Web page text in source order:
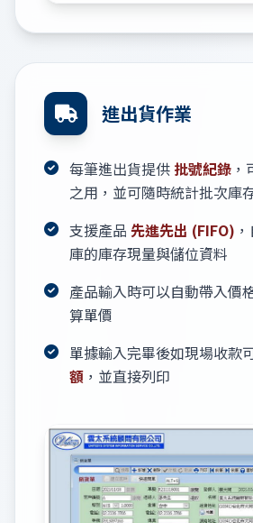
進出貨作業
每筆進出貨提供 批號紀錄
之用，並可隨時統計批次庫
支援產品 先進先出 (FIFO)
庫的庫存現量與儲位資料
產品輸入時可以自動帶入價
算單價
單據輸入完畢後如現場收款
額 ，並直接列印